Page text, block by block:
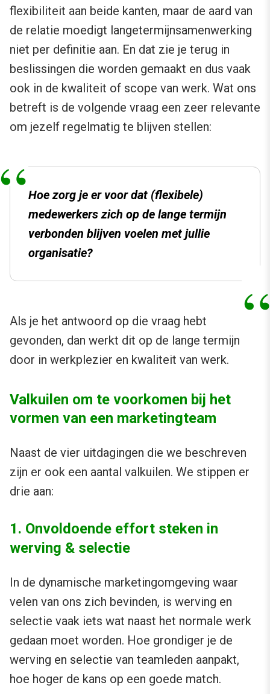
flexibiliteit aan beide kanten, maar de aard van
de relatie moedigt langetermijnsamenwerking
niet per definitie aan. En dat zie je terug in
beslissingen die worden gemaakt en dus vaak
ook in de kwaliteit of scope van werk. Wat ons
betreft is de volgende vraag een zeer relevante
om jezelf regelmatig te blijven stellen:
Hoe zorg je er voor dat (flexibele)
medewerkers zich op de lange termijn
verbonden blijven voelen met jullie
organisatie?
Als je het antwoord op die vraag hebt
gevonden, dan werkt dit op de lange termijn
door in werkplezier en kwaliteit van werk.
Valkuilen om te voorkomen bij het
vormen van een marketingteam
Naast de vier uitdagingen die we beschreven
zijn er ook een aantal valkuilen. We stippen er
drie aan:
1. Onvoldoende effort steken in
werving & selectie
In de dynamische marketingomgeving waar
velen van ons zich bevinden, is werving en
selectie vaak iets wat naast het normale werk
gedaan moet worden. Hoe grondiger je de
werving en selectie van teamleden aanpakt,
hoe hoger de kans op een goede match.